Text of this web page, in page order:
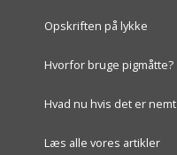
Opskriften på lykke
Hvorfor bruge pigmåtte?
Hvad nu hvis det er nemt
Læs alle vores artikler